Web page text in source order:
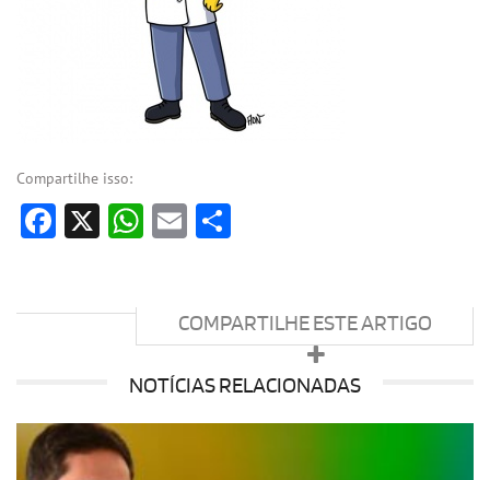
Compartilhe isso:
Facebook
X WhatsApp
Email
COMPARTILHE ESTE ARTIGO
NOTÍCIAS RELACIONADAS